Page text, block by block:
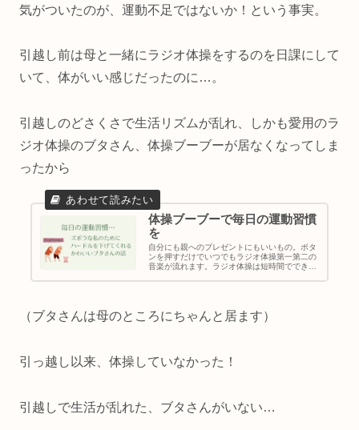
気がついたのが、運動不足ではないか！という事実。
引越し前は母と一緒にラジオ体操をするのを日課にして
いて、体がいい感じだったのに…。
引越しのどさくさで生活リズムが乱れ、しかも愛用のラ
ジオ体操のブタさん、体操ブーブーが居なくなってしま
ったから
体操ブーブーで毎日の運動習慣
を
自分にも親へのプレゼントにもいいもの。ボタ
ンを押すだけでいつでもラジオ体操第一第二の
音楽が流れます。ラジオ体操は短時間でできる
（ブタさんは母のところにちゃんと居ます）
引っ越し以来、体操していなかった！
引越しで生活が乱れた、ブタさんがいない…